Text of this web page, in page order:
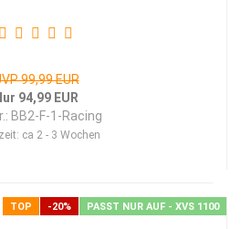
99,99 EUR
94,99 EUR
BB2-F-1-Racing
ca 2 - 3 Wochen
TOP -20% PASST NUR AUF - XVS 1100